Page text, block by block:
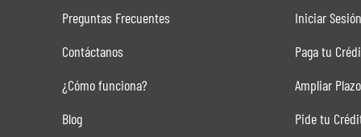
Preguntas Frecuentes
Contáctanos
¿Cómo funciona?
Blog
Iniciar Sesión
Paga tu
Ampliar Plazo
Pide tu